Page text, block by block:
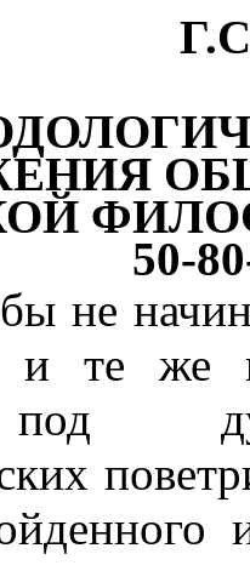
50-
не
и те же